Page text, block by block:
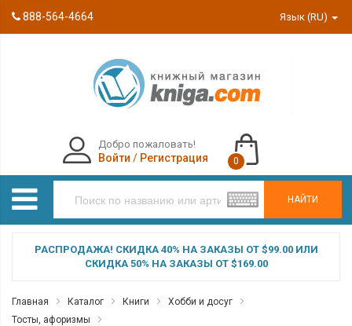
888-564-4664 Язык (RU)
НАЙТИ
Добро пожаловать!
Войти / Регистрация 0
РАСПРОДАЖА! СКИДКА 40% НА ЗАКАЗЫ ОТ $99.00 ИЛИ
СКИДКА 50% НА ЗАКАЗЫ ОТ $169.00
Главная Каталог Книги
Хобби и досуг
Тосты, афоризмы